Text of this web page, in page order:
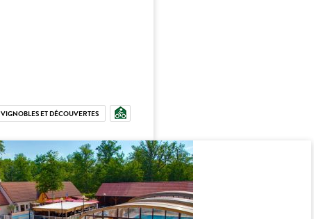
VIGNOBLES ET DÉCOUVERTES